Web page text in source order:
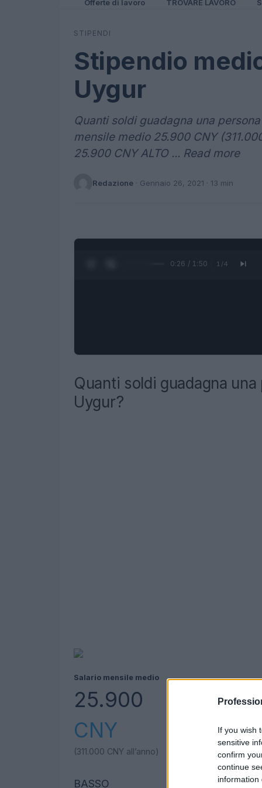
If you wish
sensitive
confirm
continue
information
Offerte di lavoro TROVARE LAVORO
STIPENDI
Stipendio
Uygur
Quanti soldi guadagna una
mensile medio 25.900 CNY
25.900 CNY ALTO ... Read more
Redazione · Gennaio 26, 2021 · 13 min
0:27 / 1:50 1 /4
Quanti soldi guadagna
Uygur?
Salario mensile medio
25.900
CNY
(311.000 CNY all’anno)
BASSO